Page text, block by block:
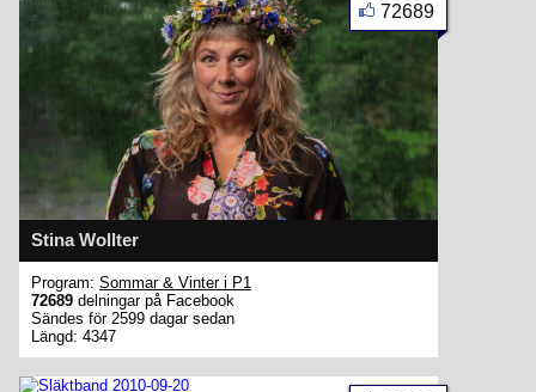
Stina Wollter
72689
Program: Sommar & Vinter i P1
72689 delningar på Facebook
Sändes för 2599 dagar sedan
Längd: 4347